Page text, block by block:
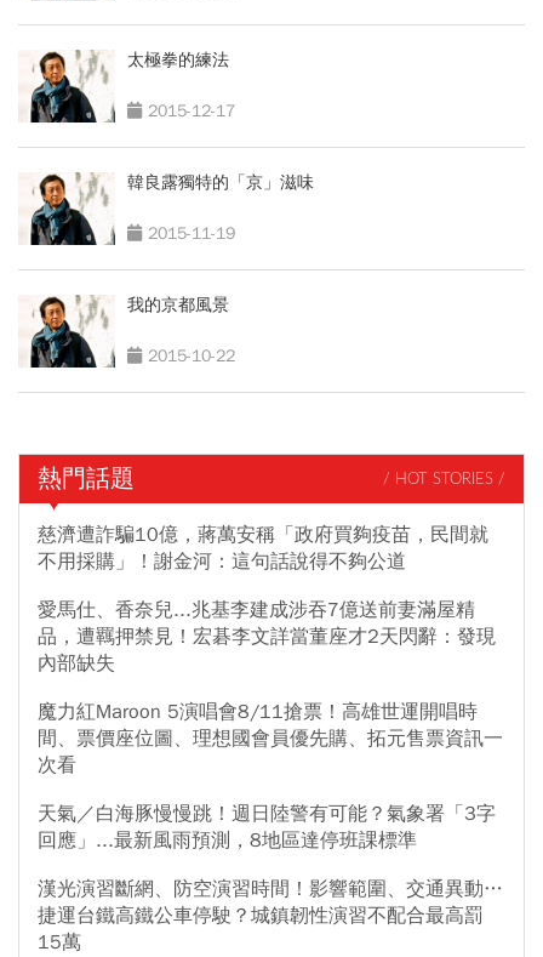
太極拳的練法
2015-12-17
韓良露獨特的「京」滋味
2015-11-19
我的京都風景
2015-10-22
熱門話題 / HOT STORIES /
慈濟遭詐騙10億，蔣萬安稱「政府買夠疫苗，民間就
不用採購」！謝金河：這句話說得不夠公道
愛馬仕、香奈兒...兆基李建成涉吞7億送前妻滿屋精
品，遭羈押禁見！宏碁李文詳當董座才2天閃辭：發現
內部缺失
魔力紅Maroon 5演唱會8/11搶票！高雄世運開唱時
間、票價座位圖、理想國會員優先購、拓元售票資訊一
次看
天氣／白海豚慢慢跳！週日陸警有可能？氣象署「3字
回應」...最新風雨預測，8地區達停班課標準
漢光演習斷網、防空演習時間！影響範圍、交通異動…
捷運台鐵高鐵公車停駛？城鎮韌性演習不配合最高罰
15萬